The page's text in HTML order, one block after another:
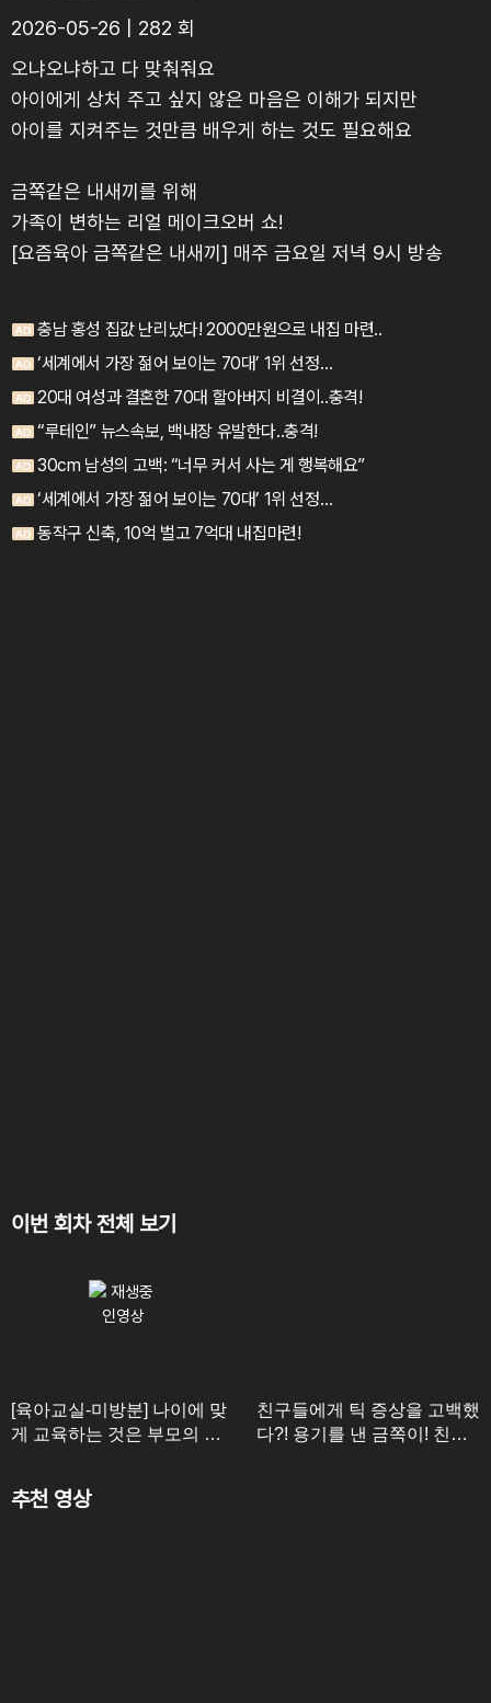
2026-05-26 | 282 회
오냐오냐하고 다 맞춰줘요
아이에게 상처 주고 싶지 않은 마음은 이해가 되지만
아이를 지켜주는 것만큼 배우게 하는 것도 필요해요
금쪽같은 내새끼를 위해
가족이 변하는 리얼 메이크오버 쇼!
[요즘육아 금쪽같은 내새끼] 매주 금요일 저녁 9시 방송
이번 회차 전체 보기
[육아교실-미방분] 나이에 맞
게 교육하는 것은 부모의 책
친구들에게 틱 증상을 고백했
다?! 용기를 낸 금쪽이! 친구
추천 영상